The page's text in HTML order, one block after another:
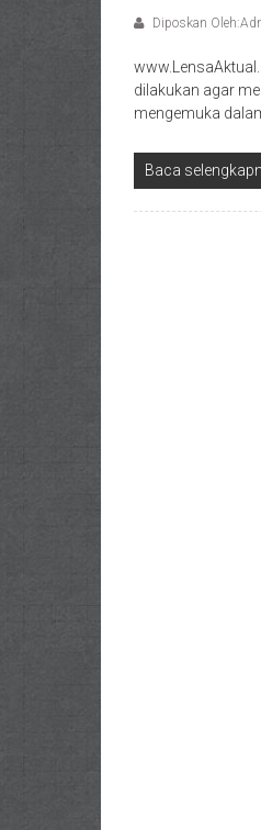
Diposkan
dilakukan agar
mengemuka
Baca